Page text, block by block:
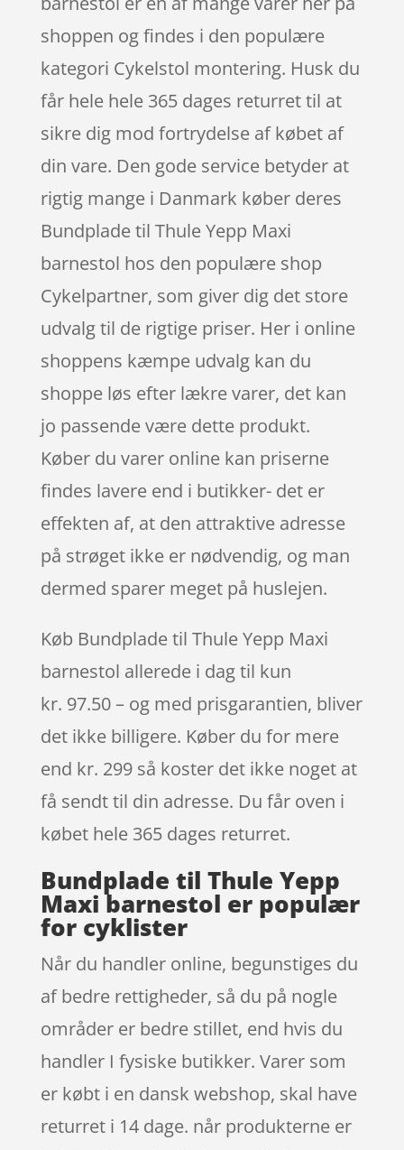
shoppen og findes i den populære
kategori Cykelstol montering. Husk du
får hele hele 365 dages returret til at
sikre dig mod fortrydelse af købet af
din vare. Den gode service betyder at
rigtig mange i Danmark køber deres
Bundplade til Thule Yepp Maxi
barnestol hos den populære shop
Cykelpartner, som giver dig det store
udvalg til de rigtige priser. Her i online
shoppens kæmpe udvalg kan du
shoppe løs efter lækre varer, det kan
jo passende være dette produkt.
Køber du varer online kan priserne
findes lavere end i butikker- det er
effekten af, at den attraktive adresse
på strøget ikke er nødvendig, og man
dermed sparer meget på huslejen.
Køb Bundplade til Thule Yepp Maxi
barnestol allerede i dag til kun
kr. 97.50 – og med prisgarantien, bliver
det ikke billigere. Køber du for mere
end kr. 299 så koster det ikke noget at
få sendt til din adresse. Du får oven i
købet hele 365 dages returret.
Bundplade til Thule Yepp
Maxi barnestol er populær
for cyklister
Når du handler online, begunstiges du
af bedre rettigheder, så du på nogle
områder er bedre stillet, end hvis du
handler I fysiske butikker. Varer som
er købt i en dansk webshop, skal have
returret i 14 dage. når produkterne er